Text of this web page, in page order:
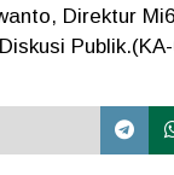
Direktur